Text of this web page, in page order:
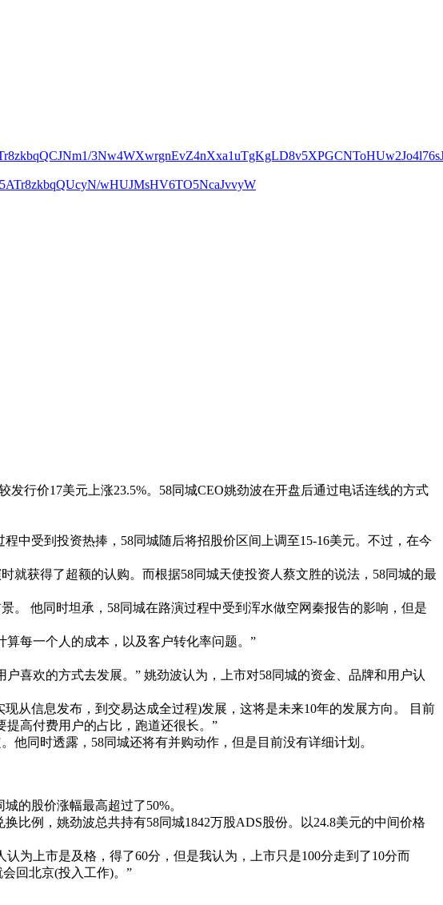
wHUJMsHV6TO5NcaJvvyW
行价17美元上涨23.5%。58同城CEO姚劲波在开盘后通过电话连线的方式
中受到投资热捧，58同城随后将招股价区间上调至15-16美元。不过，在今
就获得了超额的认购。而根据58同城天使投资人蔡文胜的说法，58同城的最
。 他同时坦承，58同城在路演过程中受到浑水做空网秦报告的影响，但是
每一个人的成本，以及客户转化率问题。”
喜欢的方式去发展。” 姚劲波认为，上市对58同城的资金、品牌和用户认
从信息发布，到交易达成全过程)发展，这将是未来10年的发展方向。 目前
提高付费用户的占比，跑道还很长。”
同时透露，58同城还将有并购动作，但是目前没有详细计划。
的股价涨幅最高超过了50%。
比例，姚劲波总共持有58同城1842万股ADS股份。以24.8美元的中间价格
为上市是及格，得了60分，但是我认为，上市只是100分走到了10分而
回北京(投入工作)。”